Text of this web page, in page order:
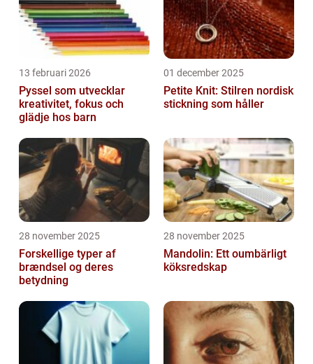
13 februari 2026
Pyssel som utvecklar
kreativitet, fokus och
glädje hos barn
01 december 2025
Petite Knit: Stilren nordisk
stickning som håller
28 november 2025
Forskellige typer af
brændsel og deres
betydning
28 november 2025
Mandolin: Ett oumbärligt
köksredskap